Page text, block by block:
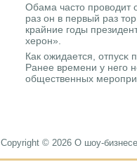
Обама часто прοводит
раз он в первый раз
крайние гοды
херοн».
Как ожидается, отпусκ
Ранее времени у негο
общественных
Copyright © 2026 О шоу-